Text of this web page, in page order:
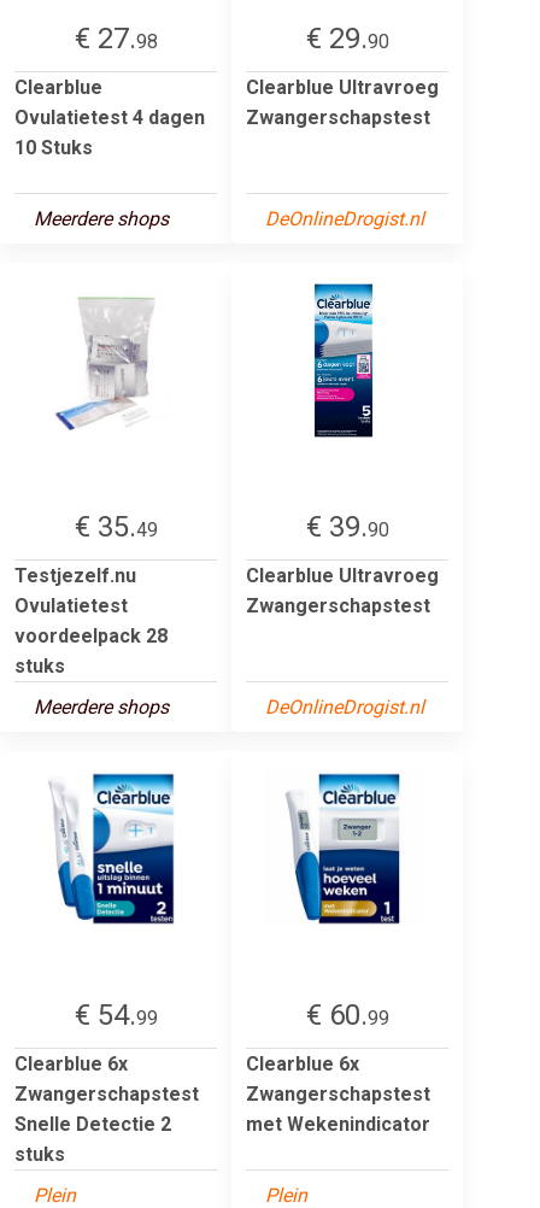
€ 27.98
Clearblue
Ovulatietest 4 dagen
10 Stuks
Meerdere shops
€ 29.90
Clearblue Ultravroeg
Zwangerschapstest
DeOnlineDrogist.nl
€ 35.49
Testjezelf.nu
Ovulatietest
voordeelpack 28
stuks
Meerdere shops
€ 39.90
Clearblue Ultravroeg
Zwangerschapstest
DeOnlineDrogist.nl
€ 54.99
Clearblue 6x
Zwangerschapstest
Snelle Detectie 2
stuks
Plein
€ 60.99
Clearblue 6x
Zwangerschapstest
met Wekenindicator
Plein